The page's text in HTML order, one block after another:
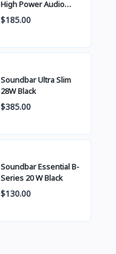
High Power Audio
500W
$185.00
Soundbar Ultra Slim
28W Black
$385.00
Soundbar Essential B-
Series 20 W Black
$130.00